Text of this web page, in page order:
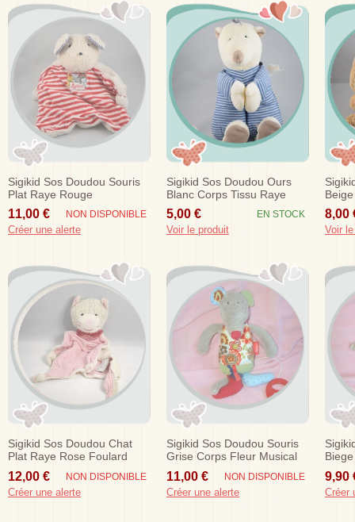
Sigikid Sos Doudou Souris
Plat Raye Rouge
11,00 € NON DISPONIBLE
Créer une alerte
Sigikid Sos Doudou Ours
Blanc Corps Tissu Raye
5,00 € EN STOCK
Voir le produit
Fleur
8,00
Voir
Sigikid Sos Doudou Chat
Plat Raye Rose Foulard
Rouge
12,00 € NON DISPONIBLE
Créer une alerte
Sigikid Sos Doudou Souris
Grise Corps Fleur Musical
11,00 € NON DISPONIBLE
Créer une alerte
9,90
Créer